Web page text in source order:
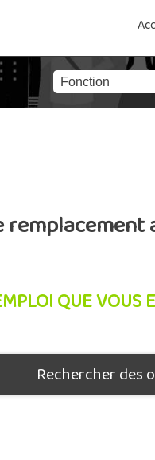
QUE VOUS
Rechercher des